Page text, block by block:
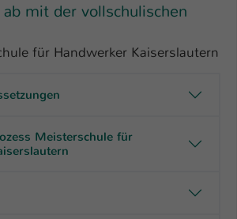
ab mit der vollschulischen
für Handwerker Kaiserslautern
Meisterschule für